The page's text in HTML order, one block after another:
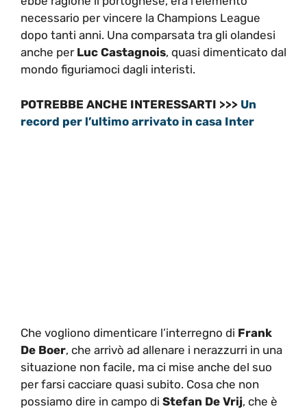
necessario per vincere la Champions League
dopo tanti anni. Una comparsata tra gli olandesi
anche per Luc Castagnois, quasi dimenticato dal
mondo figuriamoci dagli interisti.
POTREBBE ANCHE INTERESSARTI >>> Un
record per l’ultimo arrivato in casa Inter
Che vogliono dimenticare l’interregno di Frank
De Boer, che arrivò ad allenare i nerazzurri in una
situazione non facile, ma ci mise anche del suo
per farsi cacciare quasi subito. Cosa che non
possiamo dire in campo di Stefan De Vrij, che è